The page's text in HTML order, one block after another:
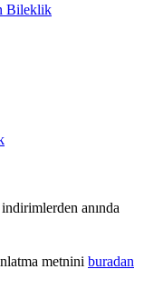
Bileklik
anında
metnini buradan